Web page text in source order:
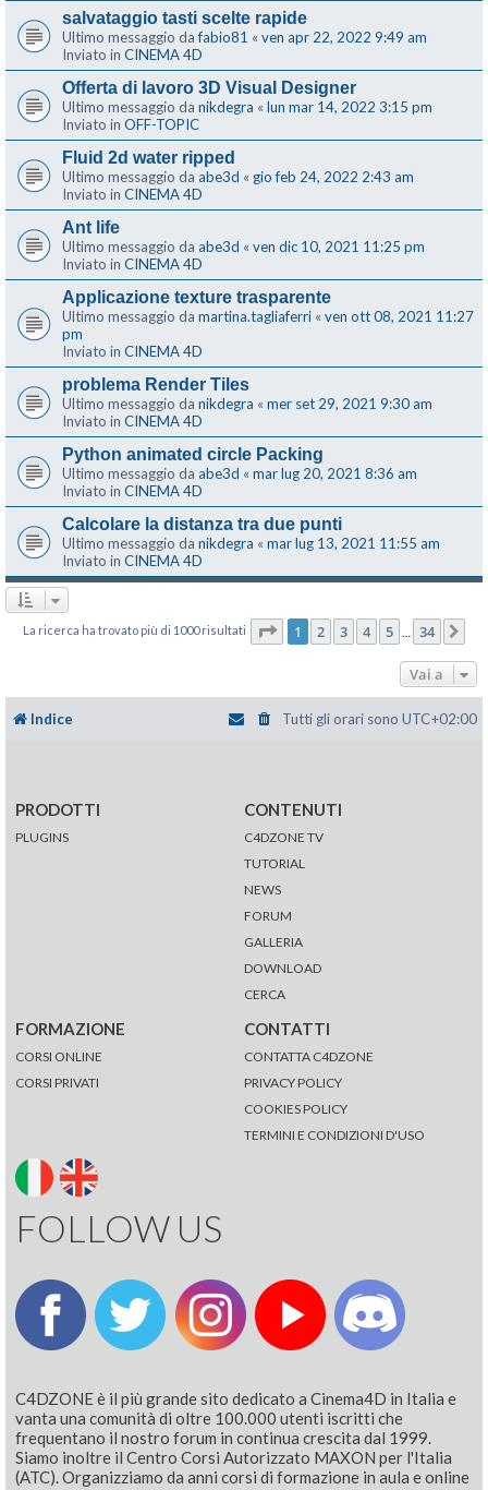
salvataggio tasti scelte rapide
Ultimo messaggio dafabio81 « ven apr 22, 2022 9:49 am
Inviato in CINEMA 4D
Offerta di lavoro 3D Visual Designer
Ultimo messaggio da nikdegra « lun mar 14, 2022 3:15 pm
Inviato in OFF-TOPIC
Fluid 2d water ripped
Ultimo messaggio da abe3d « gio feb 24, 2022 2:43 am
Inviato in CINEMA 4D
Ant life
Ultimo messaggio da abe3d « ven dic 10, 2021 11:25 pm
Inviato in CINEMA 4D
Applicazione texture trasparente
Ultimo messaggio da martina.tagliaferri « ven ott 08, 2021 11:27
pm
Inviato in CINEMA 4D
problema Render Tiles
Ultimo messaggio da nikdegra « mer set 29, 2021 9:30 am
Inviato in CINEMA 4D
Python animated circle Packing
Ultimo messaggio da abe3d « mar lug 20, 2021 8:36 am
Inviato in CINEMA 4D
Calcolare la distanza tra due punti
Ultimo messaggio da nikdegra « mar lug 13, 2021 11:55 am
Inviato in CINEMA 4D
La ricerca ha trovato più di 1000 risultati Pagina di 34
1 2 3 4 5 34
Vai a
Indice Tutti gli orari sono UTC+02:00
PRODOTTI
PLUGINS
CONTENUTI
C4DZONE TV
TUTORIAL
NEWS
FORUM
GALLERIA
DOWNLOAD
CERCA
FORMAZIONE
CORSI ONLINE
CORSI PRIVATI
CONTATTI
CONTATTA C4DZONE
PRIVACY POLICY
COOKIES POLICY
TERMINI E CONDIZIONI D'USO
FOLLOW US
C4DZONE è il più grande sito dedicato a Cinema4D in Italia e
vanta una comunità di oltre 100.000 utenti iscritti che
frequentano il nostro forum in continua crescita dal 1999.
Siamo inoltre il Centro Corsi Autorizzato MAXON per l'Italia
(ATC). Organizziamo da anni corsi di formazione in aula e online